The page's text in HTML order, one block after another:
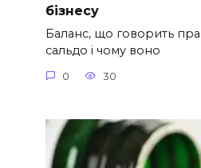
бізнесу
Баланс, що говорить
сальдо і чому воно
0 30